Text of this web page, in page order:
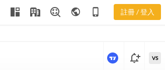
public phone_iphone 註冊 / 登入
8109
notification_add VS